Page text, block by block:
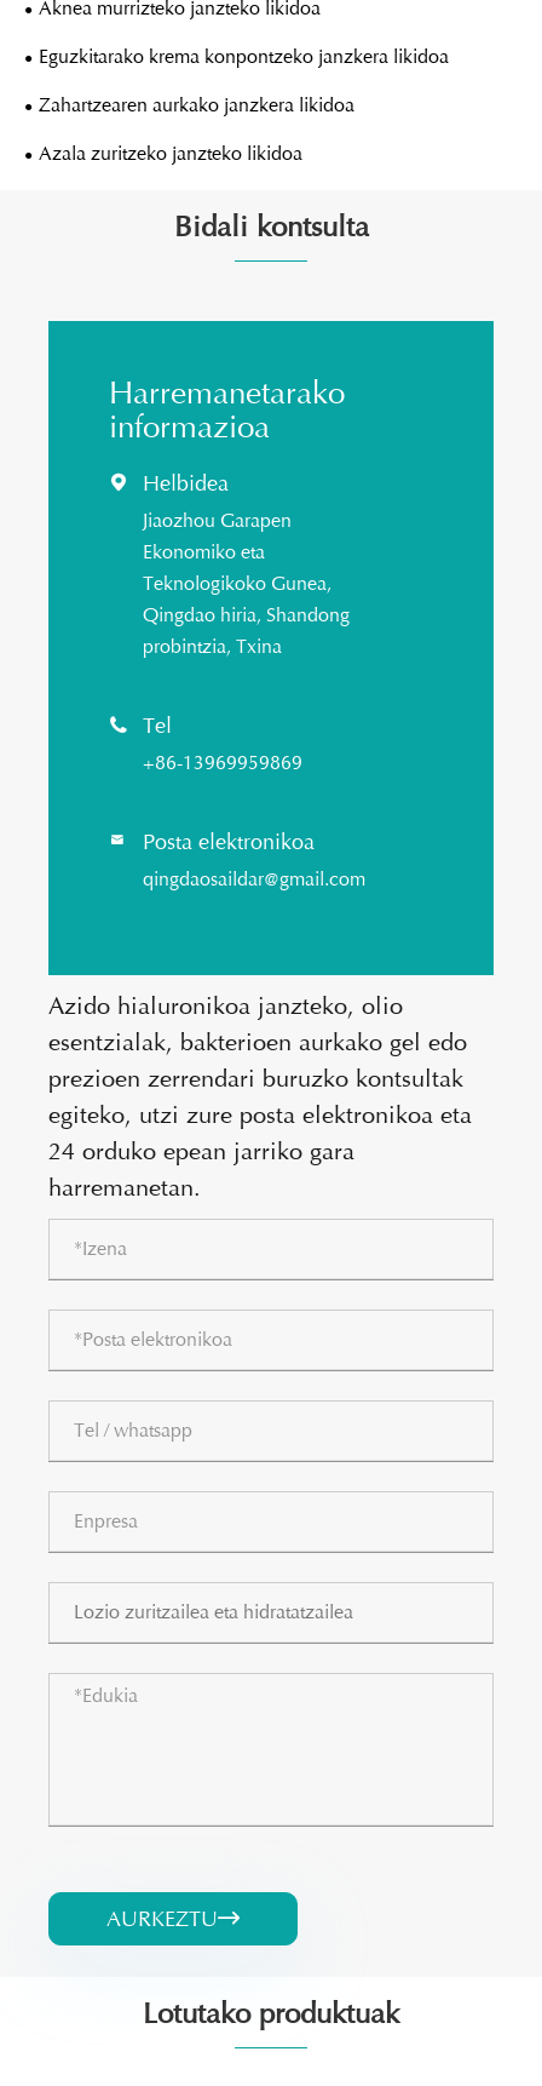
Aknea murrizteko janzteko likidoa
Eguzkitarako krema konpontzeko janzkera likidoa
Zahartzearen aurkako janzkera likidoa
Azala zuritzeko janzteko likidoa
Bidali kontsulta
Harremanetarako
informazioa
 Helbidea
Jiaozhou Garapen
Ekonomiko eta
Teknologikoko Gunea,
Qingdao hiria, Shandong
probintzia, Txina
 Tel
+86-13969959869
 Posta elektronikoa
qingdaosaildar@gmail.com
Azido hialuronikoa janzteko, olio
esentzialak, bakterioen aurkako gel edo
prezioen zerrendari buruzko kontsultak
egiteko, utzi zure posta elektronikoa eta
24 orduko epean jarriko gara
harremanetan.
AURKEZTU
Lotutako produktuak